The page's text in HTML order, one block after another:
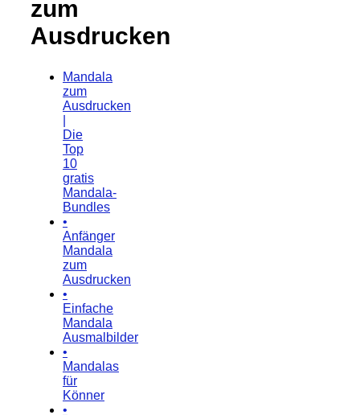
zum
Ausdrucken
Mandala
zum
Ausdrucken
Die
Top
10
gratis
Mandala-
Bundles
•
Anfänger
Mandala
zum
Ausdrucken
•
Einfache
Mandala
Ausmalbilder
•
Mandalas
für
Könner
•